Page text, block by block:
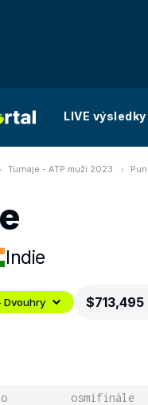
LIVE výsledky
Turnaje - ATP muži 2023
Indie
Dvouhry $713,495
osmifinále